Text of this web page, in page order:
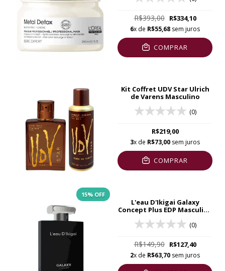
R$393,00 R$334,10
6x de R$55,68 sem juros
COMPRAR
Kit Coffret UDV Star Ulrich
de Varens Masculino
(0)
R$219,00
3x de R$73,00 sem juros
COMPRAR
15% OFF
L'eau D'Ikigai Galaxy
Concept Plus EDP Masculino
100ml
(0)
R$149,90 R$127,40
2x de R$63,70 sem juros